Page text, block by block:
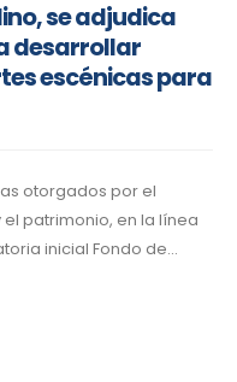
se adjudica
desarrollar
escénicas para
otorgados por el
el patrimonio, en la línea
inicial Fondo de...